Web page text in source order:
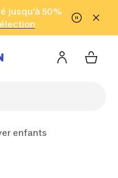
Aller au pied de
jusqu'à 50%
enfants